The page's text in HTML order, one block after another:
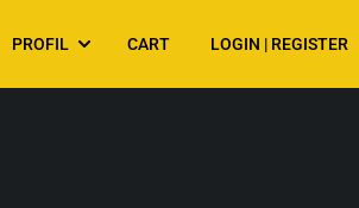
PROFIL CART LOGIN | REGISTER